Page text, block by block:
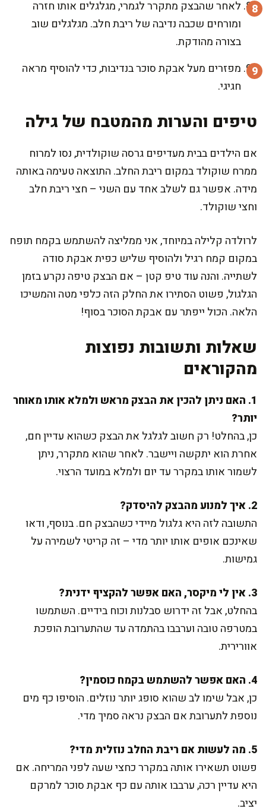
לאחר שהבצק מתקרר לגמרי, מגלגלים אותו חזרה
ומורחים שכבה נדיבה של ריבת חלב. מגלגלים שוב
בצורה מהודקת.
מפזרים מעל אבקת סוכר בנדיבות, כדי להוסיף מראה
חגיגי.
טיפים והערות מהמטבח של גילה
אם הילדים בבית מעדיפים גרסה שוקולדית, נסו למרוח
ממרח שוקולד במקום ריבת החלב. התוצאה טעימה באותה
מידה. אפשר גם לשלב אחד עם השני – חצי ריבת חלב
וחצי שוקולד.
לרולדה קלילה במיוחד, אני ממליצה להשתמש בקמח תופח
במקום קמח רגיל ולהוסיף שליש כפית אבקת סודה
לשתייה. והנה עוד טיפ קטן – אם הבצק טיפה נקרע בזמן
הגלגול, פשוט הסתירו את החלק הזה כלפי מטה והמשיכו
הלאה. הכול ייפתר עם אבקת הסוכר בסוף!
שאלות ותשובות נפוצות
מהקוראים
1. האם ניתן להכין את הבצק מראש ולמלא אותו מאוחר
יותר?
כן, בהחלט! רק חשוב לגלגל את הבצק כשהוא עדיין חם,
אחרת הוא יתקשה ויישבר. לאחר שהוא מתקרר, ניתן
לשמור אותו במקרר עד יום ולמלא במועד הרצוי.
2. איך למנוע מהבצק להיסדק?
התשובה לזה היא גלגול מיידי כשהבצק חם. בנוסף, ודאו
שאינכם אופים אותו יותר מדי – זה קריטי לשמירה על
גמישות.
3. אין לי מיקסר, האם אפשר להקציף ידנית?
בהחלט, אבל זה ידרוש סבלנות וכוח בידיים. השתמשו
במטרפה טובה וערבבו בהתמדה עד שהתערובת הופכת
אוורירית.
4. האם אפשר להשתמש בקמח כוסמין?
כן, אבל שימו לב שהוא סופג יותר נוזלים. הוסיפו כף מים
נוספת לתערובת אם הבצק נראה סמיך מדי.
5. מה לעשות אם ריבת החלב נוזלית מדי?
פשוט תשאירו אותה במקרר כחצי שעה לפני המריחה. אם
היא עדיין רכה, ערבבו אותה עם כף אבקת סוכר למרקם
יציב.